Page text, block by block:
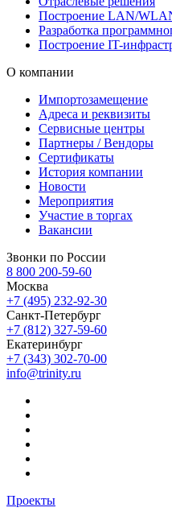
Построение LAN/
Разработка
Построение IT-
О компании
Импортозамещение
Адреса и реквизиты
Сервисные центры
Партнеры / Вендоры
Сертификаты
История компании
Новости
Мероприятия
Участие в торгах
Вакансии
Звонки по России
8 800 200-59-60
Москва
+7 (495) 232-92-30
Санкт-Петербург
+7 (812) 327-59-60
Екатеринбург
+7 (343) 302-70-00
info@trinity.ru
Проекты